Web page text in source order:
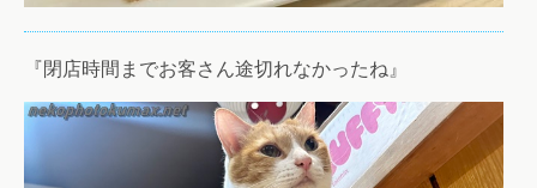
『閉店時間までお客さん途切れなかったね』